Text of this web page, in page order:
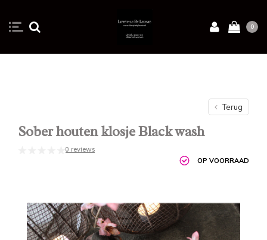
0
Terug
Sober houten klosje Black wash
0 reviews
OP VOORRAAD